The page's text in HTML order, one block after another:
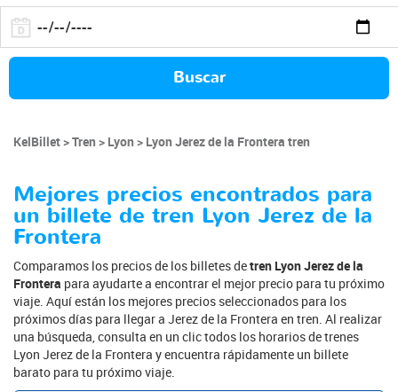
Buscar
KelBillet Tren Lyon Lyon Jerez de la Frontera tren
Mejores precios encontrados para
un billete de tren Lyon Jerez de la
Frontera
Comparamos los precios de los billetes detren Lyon Jerez de la
Frontera para ayudarte a encontrar el mejor precio para tu próximo
viaje. Aquí están los mejores precios seleccionados para los
próximos días para llegar a Jerez de la Frontera en tren. Al realizar
una búsqueda, consulta en un clic todos los horarios de trenes
Lyon Jerez de la Frontera y encuentra rápidamente un billete
barato para tu próximo viaje.